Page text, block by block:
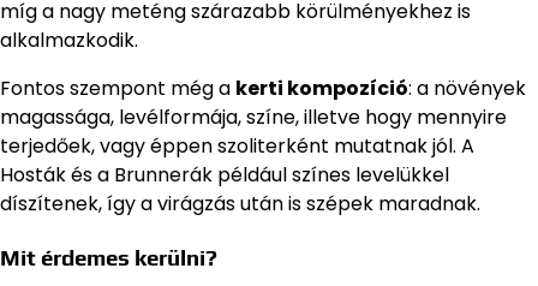
míg a nagy meténg szárazabb körülményekhez is
alkalmazkodik.
Fontos szempont még a kerti kompozíció: a növények
magassága, levélformája, színe, illetve hogy mennyire
terjedőek, vagy éppen szoliterként mutatnak jól. A
Hosták és a Brunnerák például színes levelükkel
díszítenek, így a virágzás után is szépek maradnak.
Mit érdemes kerülni?